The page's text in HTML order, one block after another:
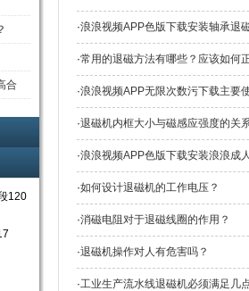
合
120
·浪浪视频APP色版下载安装轴承退磁
·常用的退磁方法有哪些？应该如何
·浪浪视频APP无限次数污下载主要使
·退磁机内框大小与磁感应强度的关系
·浪浪视频APP色版下载安装浪浪成人
·如何设计退磁机的工作电压？
·消磁电阻对于退磁线圈的作用？
·退磁机操作对人有危害吗？
·工业生产流水线退磁机必须满足几点要